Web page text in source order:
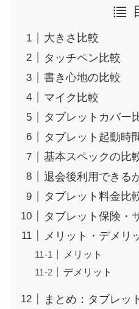
大きさ比較
タッチペン比較
書き心地の比較
マイク比較
タブレットカバー
タブレット起動時
基本スペックの比
退会後利用できる
タブレット料金比
タブレット保険・
メリット・デメリ
メリット
デメリット
まとめ：タブレッ